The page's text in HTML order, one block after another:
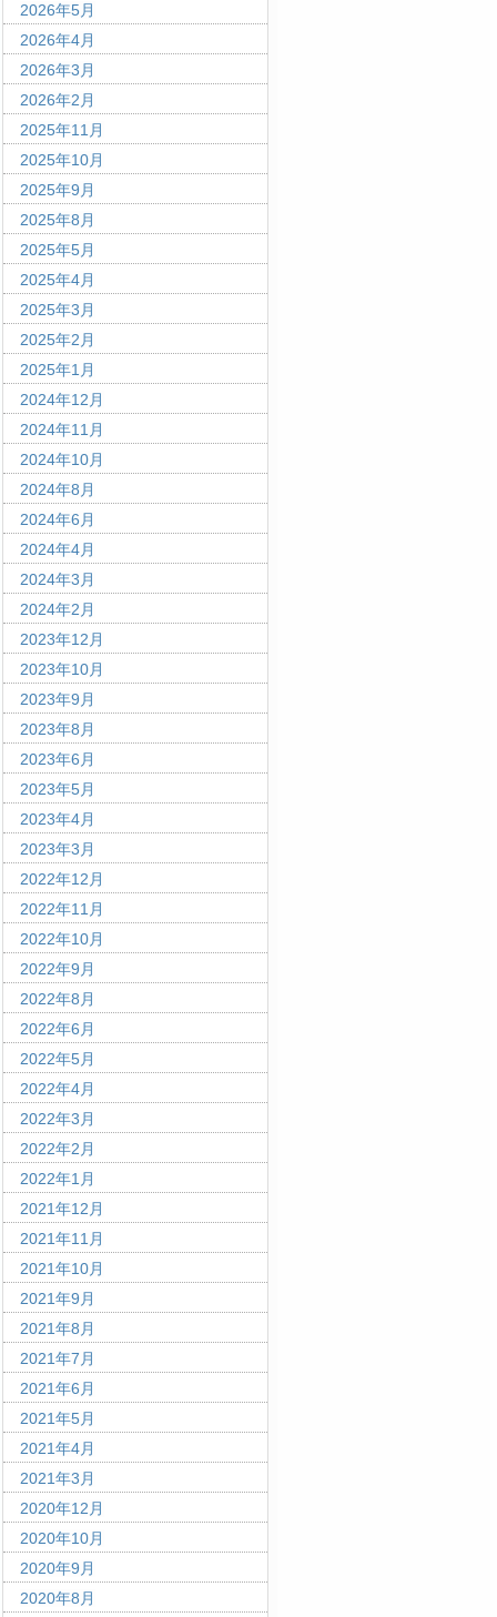
2026年5月
2026年4月
2026年3月
2026年2月
2025年11月
2025年10月
2025年9月
2025年8月
2025年5月
2025年4月
2025年3月
2025年2月
2025年1月
2024年12月
2024年11月
2024年10月
2024年8月
2024年6月
2024年4月
2024年3月
2024年2月
2023年12月
2023年10月
2023年9月
2023年8月
2023年6月
2023年5月
2023年4月
2023年3月
2022年12月
2022年11月
2022年10月
2022年9月
2022年8月
2022年6月
2022年5月
2022年4月
2022年3月
2022年2月
2022年1月
2021年12月
2021年11月
2021年10月
2021年9月
2021年8月
2021年7月
2021年6月
2021年5月
2021年4月
2021年3月
2020年12月
2020年10月
2020年9月
2020年8月